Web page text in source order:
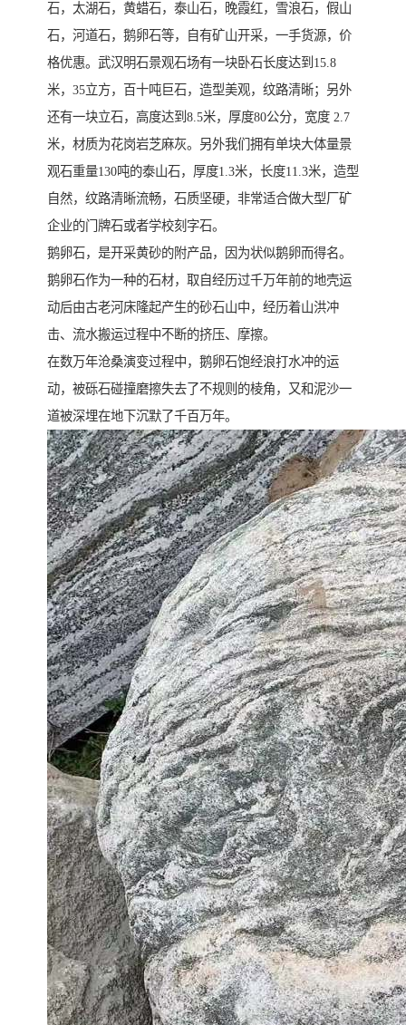
石，太湖石，黄蜡石，泰山石，晚霞红，雪浪石，假山
石，河道石，鹅卵石等，自有矿山开采，一手货源，价
格优惠。武汉明石景观石场有一块卧石长度达到15.8
米，35立方，百十吨巨石，造型美观，纹路清晰；另外
还有一块立石，高度达到8.5米，厚度80公分，宽度 2.7
米，材质为花岗岩芝麻灰。另外我们拥有单块大体量景
观石重量130吨的泰山石，厚度1.3米，长度11.3米，造型
自然，纹路清晰流畅，石质坚硬，非常适合做大型厂矿
企业的门牌石或者学校刻字石。
鹅卵石，是开采黄砂的附产品，因为状似鹅卵而得名。
鹅卵石作为一种的石材，取自经历过千万年前的地壳运
动后由古老河床隆起产生的砂石山中，经历着山洪冲
击、流水搬运过程中不断的挤压、摩擦。
在数万年沧桑演变过程中，鹅卵石饱经浪打水冲的运
动，被砾石碰撞磨擦失去了不规则的棱角，又和泥沙一
道被深埋在地下沉默了千百万年。